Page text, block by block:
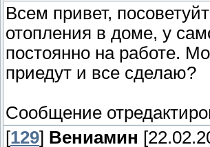
Всем привет,
отопления в доме, у
постоянно на работе.
приедут и все сделаю?
Сообщение
[129] Вениамин